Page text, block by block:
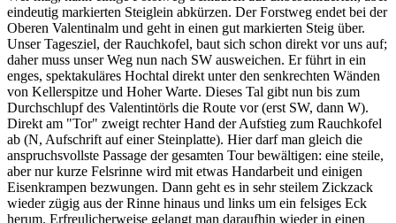
eindeutig markierten Steiglein abkürzen. Der Forstweg endet bei der
Oberen Valentinalm und geht in einen gut markierten Steig über.
Unser Tagesziel, der Rauchkofel, baut sich schon direkt vor uns auf;
daher muss unser Weg nun nach SW ausweichen. Er führt in ein
enges, spektakuläres Hochtal direkt unter den senkrechten Wänden
von Kellerspitze und Hoher Warte. Dieses Tal gibt nun bis zum
Durchschlupf des Valentintörls die Route vor (erst SW, dann W).
Direkt am "Tor" zweigt rechter Hand der Aufstieg zum Rauchkofel
ab (N, Aufschrift auf einer Steinplatte). Hier darf man gleich die
anspruchsvollste Passage der gesamten Tour bewältigen: eine steile,
aber nur kurze Felsrinne wird mit etwas Handarbeit und einigen
Eisenkrampen bezwungen. Dann geht es in sehr steilem Zickzack
wieder zügig aus der Rinne hinaus und links um ein felsiges Eck
herum. Erfreulicherweise gelangt man daraufhin wieder in einen